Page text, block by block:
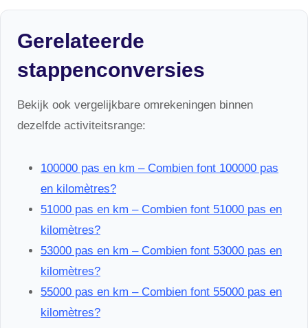
Gerelateerde
stappenconversies
Bekijk ook vergelijkbare omrekeningen binnen
dezelfde activiteitsrange:
100000 pas en km – Combien font 100000 pas
en kilomètres?
51000 pas en km – Combien font 51000 pas en
kilomètres?
53000 pas en km – Combien font 53000 pas en
kilomètres?
55000 pas en km – Combien font 55000 pas en
kilomètres?